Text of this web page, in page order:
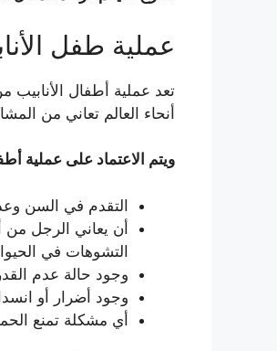
عملية طفل
تعد عملية أطفال
أنحاء العالم تعاني من
ويتم الاعتماد على عملية
التقدم في السن
أن يعاني الرجل
التشوهات في
وجود حالة عدم
وجود أضرار أو
أي مشكلة تمنع